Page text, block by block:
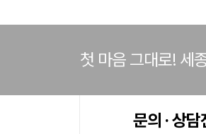
첫 마음 그대로! 세
문의 · 상담